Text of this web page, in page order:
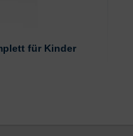
für Kinder